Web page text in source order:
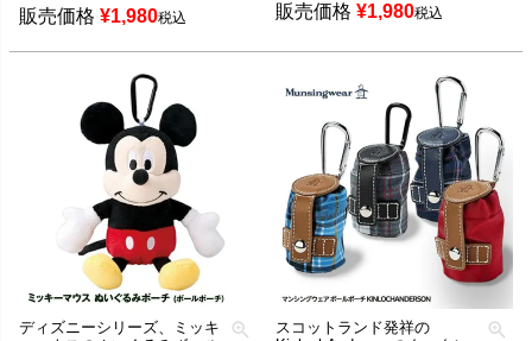
販売価格 ¥1,980税込
販売価格 ¥1,980税込
ディズニーシリーズ、ミッキ
スコットランド発祥の